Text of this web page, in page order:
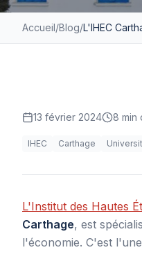
Accueil/Blog/
13 février 2024 8 min
IHEC Carthage
L'Institut des Hautes
Carthage, est
l'économie. C'est